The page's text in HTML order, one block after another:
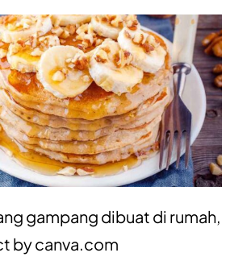
gampang dibuat di rumah,
bycanva.com